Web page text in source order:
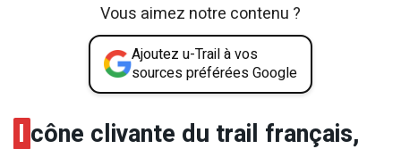
Vous aimez notre contenu ?
Ajoutez u-Trail à vos
sources préférées Google
I cône clivante du trail français,